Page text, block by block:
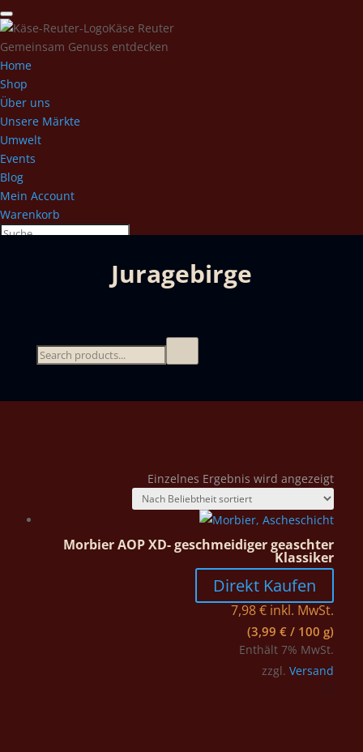
Käse Reuter
Gemeinsam Genuss entdecken
Home
Shop
Über uns
Unsere Märkte
Umwelt
Events
Blog
Mein Account
Warenkorb
Juragebirge
Einzelnes Ergebnis wird angezeigt
Morbier AOP XD- geschmeidiger geaschter
Klassiker
Direkt Kaufen
7,98€ inkl. MwSt.
(3,99 € / 100 g)
Enthält 7% MwSt.
zzgl. Versand